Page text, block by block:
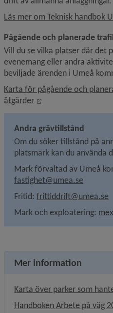
Läs mer om Teknisk handbok
Pågående och planerade
Vill du se vilka platser där det
evenemang eller andra
beviljade ärenden i Umeå
Karta för pågående och
åtgärder
Länk till annan
Andra grävtillstånd
Om du söker tillstånd på
platsmark kan du använda
fastighet@umea.se
Fritid: frittiddrift@umea.se
Mark och exploatering:
Mer information
Karta över parker som
Handboken Arbete på väg